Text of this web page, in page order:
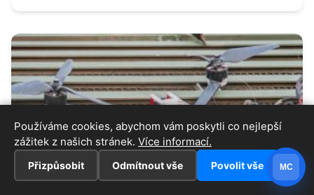
Používáme cookies, abychom vám poskytli co nejlepší
zážitek z našich stránek. Více informací.
Přizpůsobit Odmítnout vše Povolit vše MC